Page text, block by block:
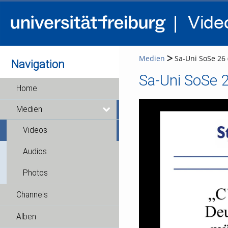
Navigation
Home
Medien
Videos
Audios
Photos
Channels
Alben
Medien Sa-Uni SoSe 26
Sa-Uni SoSe